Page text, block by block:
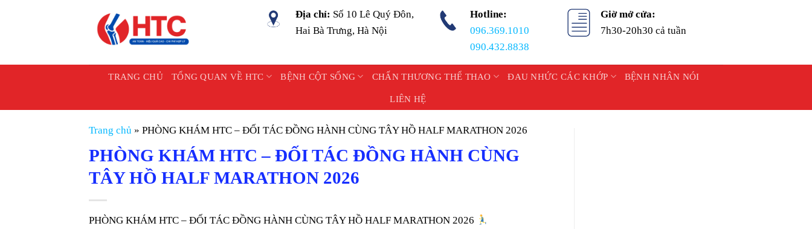
Địa chỉ: Số 10 Lê Quý Đôn,
Hai Bà Trưng, Hà Nội
Hotline:
096.369.1010
090.432.8838
Giờ mở cửa:
7h30-20h30 cả tuần
TRANG CHỦ TỔNG QUAN VỀ HTC BỆNH CỘT SỐNG CHẤN THƯƠNG THỂ THAO ĐAU NHỨC CÁC KHỚP BỆNH NHÂN NÓI
LIÊN HỆ
Trang chủ » PHÒNG KHÁM HTC – ĐỐI TÁC ĐỒNG HÀNH CÙNG TÂY HỒ HALF MARATHON 2026
PHÒNG KHÁM HTC – ĐỐI TÁC ĐỒNG HÀNH CÙNG
TÂY HỒ HALF MARATHON 2026
PHÒNG KHÁM HTC – ĐỐI TÁC ĐỒNG HÀNH CÙNG TÂY HỒ HALF MARATHON 2026